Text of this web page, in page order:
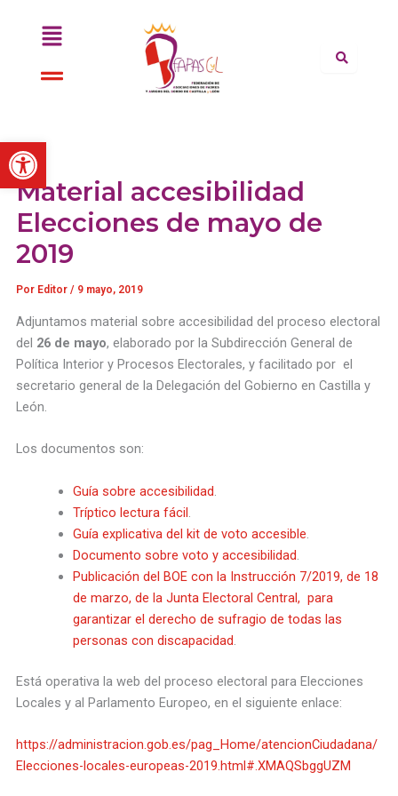
Abrir barra de herramientas
Menú
Menú
Material accesibilidad
Elecciones de mayo de
2019
Por Editor / 9 mayo, 2019
Adjuntamos material sobre accesibilidad del proceso electoral
del 26 de mayo, elaborado por la Subdirección General de
Política Interior y Procesos Electorales, y facilitado por el
secretario general de la Delegación del Gobierno en Castilla y
León.
Los documentos son:
Guía sobre accesibilidad.
Tríptico lectura fácil.
Guía explicativa del kit de voto accesible.
Documento sobre voto y accesibilidad.
Publicación del BOE con la Instrucción 7/2019, de 18
de marzo, de la Junta Electoral Central, para
garantizar el derecho de sufragio de todas las
personas con discapacidad.
Está operativa la web del proceso electoral para Elecciones
Locales y al Parlamento Europeo, en el siguiente enlace:
https://administracion.gob.es/pag_Home/atencionCiudadana/
Elecciones-locales-europeas-2019.html#.XMAQSbggUZM